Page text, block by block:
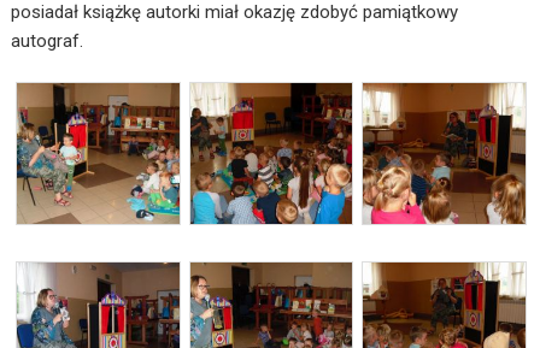
posiadał książkę autorki miał okazję zdobyć pamiątkowy
autograf.